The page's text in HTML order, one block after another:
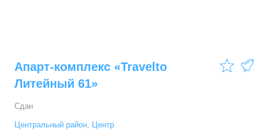
Апарт-комплекс «Travelto
Литейный 61»
Сдан
Центральный район, Центр